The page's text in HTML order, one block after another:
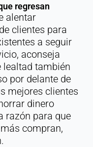
regresan
alentar
clientes para
a seguir
aconseja
lealtad también
por delante de
mejores clientes
dinero
razón para que
compran,